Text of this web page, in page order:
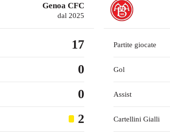
Genoa CFC
dal 2025
17
0
0
2
Partite giocate
Gol
Assist
Cartellini Gialli